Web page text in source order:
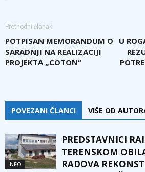
Prethodni članak
POTPISAN MEMORANDUM O
SARADNJI NA REALIZACIJI
PROJEKTA „COTON“
U
POVEZANI ČLANCI VIŠE OD
INFO
PREDSTAVNICI
TERENSKOM
RADOVA